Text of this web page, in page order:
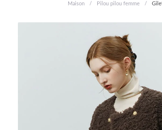
Maison / Pilou pilou femme /